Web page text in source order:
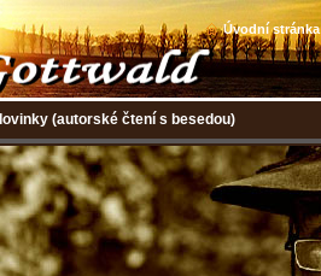
Úvodní stránka
(autorské čtení s besedou)